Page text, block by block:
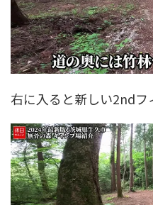
右に入ると新しい2ndフ